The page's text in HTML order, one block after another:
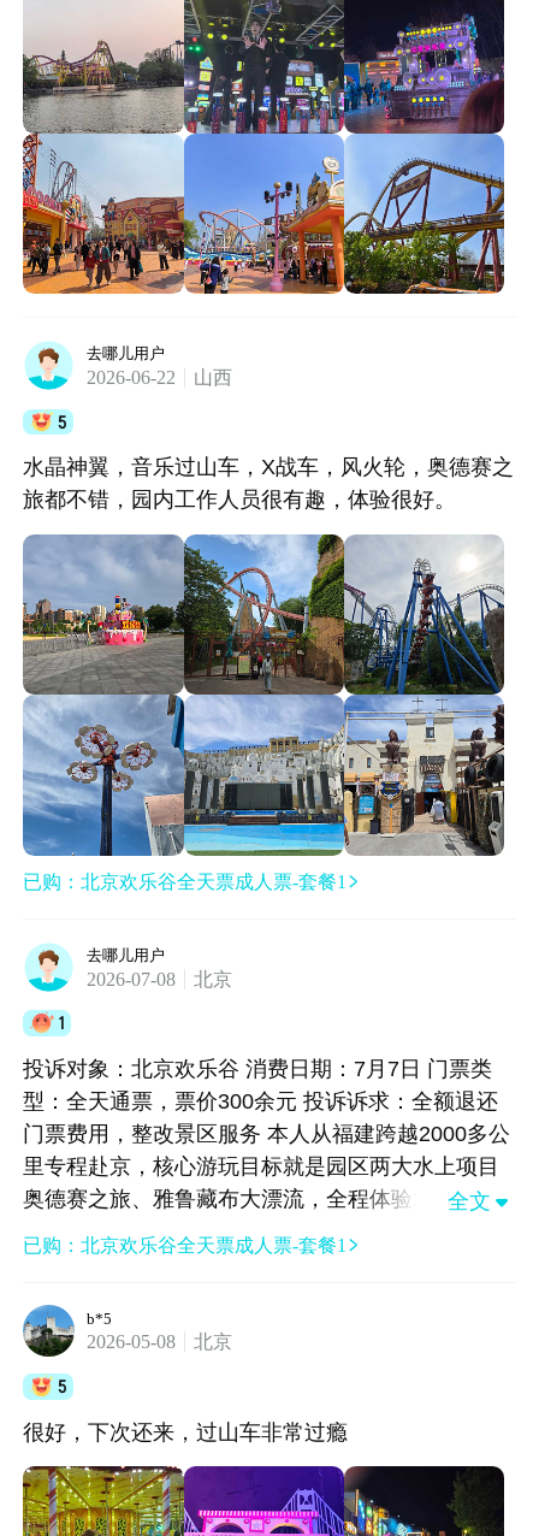
去哪儿用户
2026-06-22 山西
5
水晶神翼，音乐过山车，X战车，风火轮，奥德赛之
旅都不错，园内工作人员很有趣，体验很好。
已购：北京欢乐谷全天票成人票-套餐1 
去哪儿用户
2026-07-08 北京
1
投诉对象：北京欢乐谷 消费日期：7月7日 门票类
型：全天通票，票价300余元 投诉诉求：全额退还
门票费用，整改景区服务 本人从福建跨越2000多公
里专程赴京，核心游玩目标就是园区两大水上项目
奥德赛之旅、雅鲁藏布大漂流，全程体验堪称欺诈
式消费，景区唯利是图、服务完全缺失，严重侵犯
心念念的奥德赛之旅直接检修关闭，无奈只能退票
改期，来回耗费大量时间、打车成本，千里出行计
划直接打乱。二次入园当天12点多才进园，全天票
标注9:00-22:00，对比仅17点入场、票价更低的夜
游玩时长。因为下暴雨，园内仅草草玩完旋转木马
等低成本小型项目，水上核心项目全程落空。 2. 核
全文 
已购：北京欢乐谷全天票成人票-套餐1 
b*5
2026-05-08 北京
5
很好，下次还来，过山车非常过瘾